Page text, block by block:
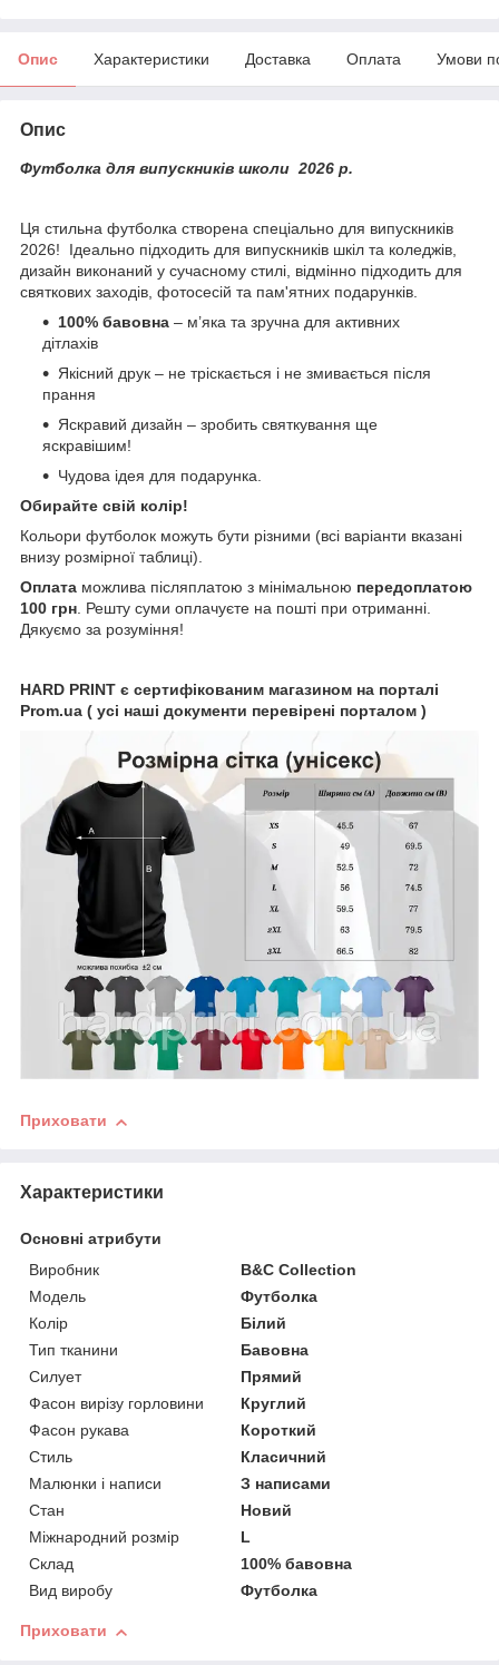
Опис Характеристики Доставка Оплата Умови
Опис
Футболка для випускників школи 2026 р.
Ця стильна футболка створена спеціально для випускників
2026! Ідеально підходить для випускників шкіл та коледжів,
дизайн виконаний у сучасному стилі, відмінно підходить для
святкових заходів, фотосесій та пам'ятних подарунків.
100% бавовна – м’яка та зручна для активних
дітлахів
Якісний друк – не тріскається і не змивається після
прання
Яскравий дизайн – зробить святкування ще
яскравішим!
Чудова ідея для подарунка.
Обирайте свій колір!
Кольори футболок можуть бути різними (всі варіанти вказані
внизу розмірної таблиці).
Оплата можлива післяплатою з мінімальною передоплатою
100 грн . Решту суми оплачуєте на пошті при отриманні.
Дякуємо за розуміння!
HARD PRINT є сертифікованим магазином на порталі
Prom.ua ( усі наші документи перевірені порталом )
Приховати
Характеристики
Основні атрибути
Виробник
B&C Collection
Модель
Футболка
Колір
Білий
Тип тканини
Бавовна
Силует
Прямий
Фасон вирізу горловини
Круглий
Фасон рукава
Короткий
Стиль
Класичний
Малюнки і написи
З написами
Стан
Новий
Міжнародний розмір
L
Склад
100% бавовна
Вид виробу
Футболка
Приховати